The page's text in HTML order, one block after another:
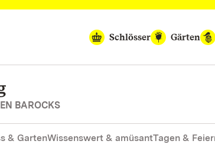
Schlösser
Gärten
BAROCKS
& GartenWissenswert & amüsantTagen &